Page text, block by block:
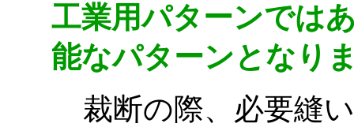
工業用パターンでは
能なパターンとなり
裁断の際、必要縫